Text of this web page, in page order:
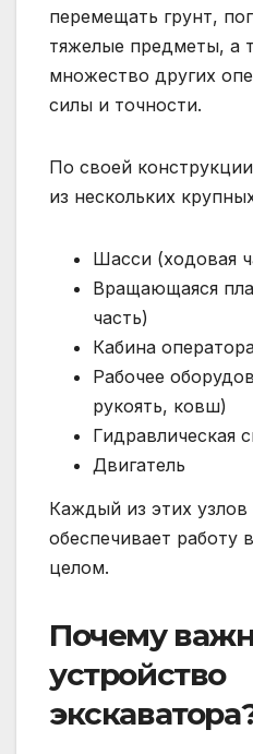
перемещать грунт,
тяжелые предметы, а
множество других
силы и точности.
По своей
из нескольких
Шасси (ходовая
Вращающаяся
часть)
Кабина
Рабочее
рукоять, ковш)
Гидравлическая
Двигатель
Каждый из этих
обеспечивает работу
целом.
Почему
устройство